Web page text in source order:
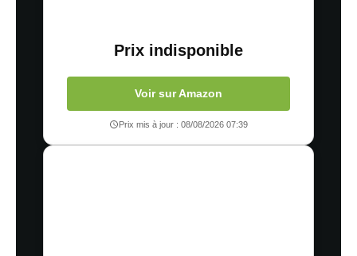
Prix indisponible
Voir sur Amazon
Prix mis à jour : 08/08/2026 07:39